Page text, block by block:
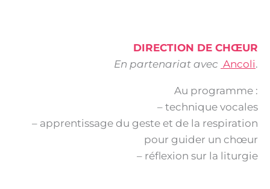
DIRECTION DE CHŒUR
En partenariat avec Ancoli.
Au programme :
– technique vocales
– apprentissage du geste et de la respiration
pour guider un chœur
– réflexion sur la liturgie